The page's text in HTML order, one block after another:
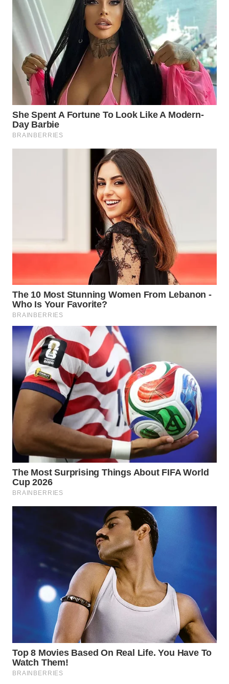
TAPANULI
TENGAH
WN DELI
SERDANG
WN
TEBING
TINGGI
WN
PAKPAK
BOGOR
DEPOK
WN
TAPANULI
UTARA
WN
SAMOSIR
WN
SUMEDANG
WN
WN
TANGERANG
WN
CIREBON